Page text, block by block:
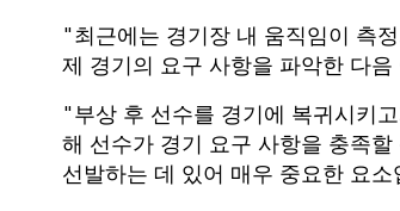
"최근에는 경기장 내 움직임이 측
제 경기의 요구 사항을 파악한 다
"부상 후 선수를 경기에 복귀시키
해 선수가 경기 요구 사항을 충족
선발하는 데 있어 매우 중요한 요소